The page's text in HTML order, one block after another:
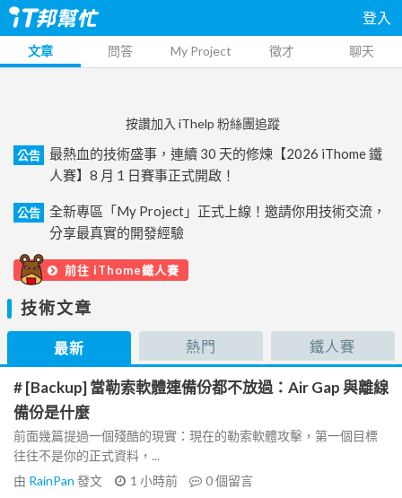
登入
文章 問答 My Project 徵才 聊天
按讚加入 iThelp 粉絲團追蹤
公告
最熱血的技術盛事，連續 30 天的修煉【2026 iThome 鐵
人賽】8 月 1 日賽事正式開啟！
公告
全新專區「My Project」正式上線！邀請你用技術交流，
分享最真實的開發經驗
前往 iThome鐵人賽
技術文章
最新 熱門 鐵人賽
# [Backup] 當勒索軟體連備份都不放過：Air Gap 與離線
備份是什麼
前面幾篇提過一個殘酷的現實：現在的勒索軟體攻擊，第一個目標
往往不是你的正式資料，...
由 RainPan 發文 1 小時前 0個留言